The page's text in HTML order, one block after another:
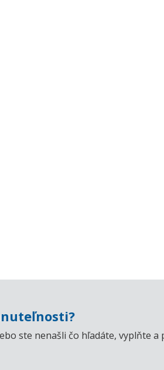
ste nenašli čo hľadáte, vyplňte